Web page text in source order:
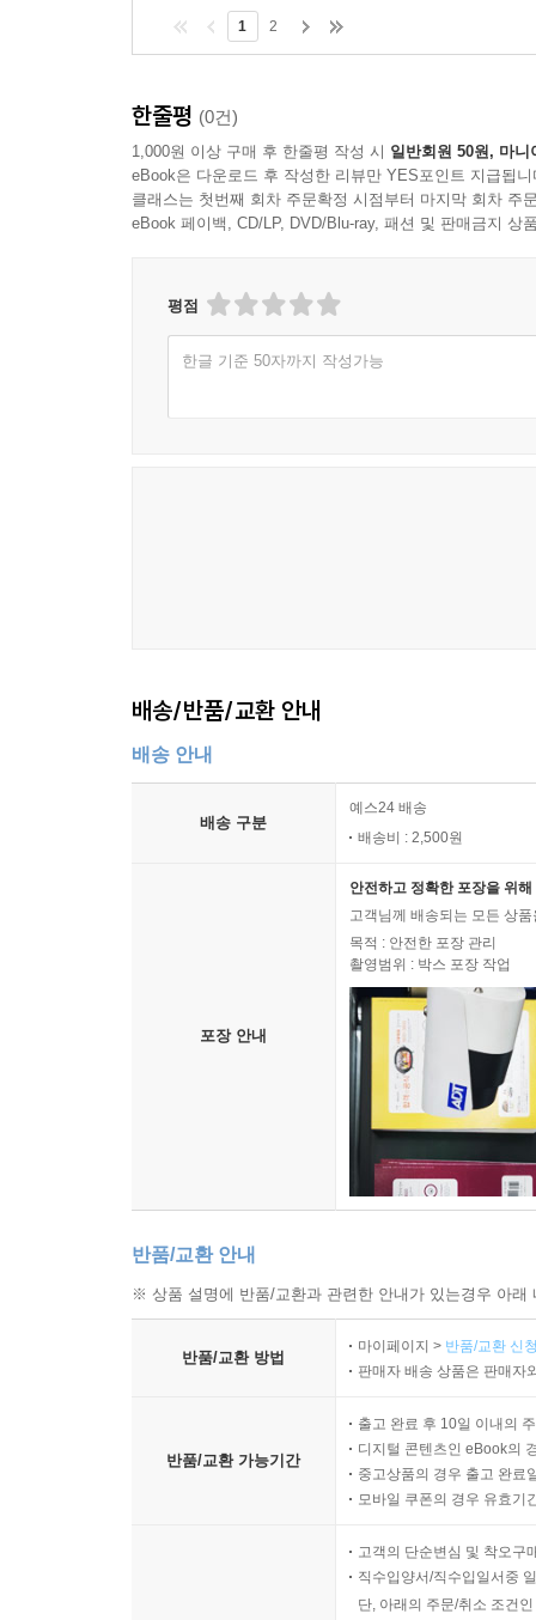
1 2
한줄평 (0건)
1,000원 이상 구매 후 한줄평 작성 시 일반회원 50원, 마니
eBook은 다운로드 후 작성한 리뷰만 YES포인트 지급됩니
클래스는 첫번째 회차 주문확정 시점부터 마지막 회차 주
eBook 페이백, CD/LP, DVD/Blu-ray, 패션 및 판매금지 상
평점
한글 기준 50자까지 작성가능
배송/반품/교환 안내
배송 안내
배송 구분
예스24 배송
배송비 : 2,500원
포장 안내
안전하고 정확한 포장을 위
고객님께 배송되는 모든 상
목적 : 안전한 포장 관리
촬영범위 : 박스 포장 작업
반품/교환 안내
※ 상품 설명에 반품/교환과 관련한 안내가 있는경우 아
반품/교환 방법
마이페이지 > 반품/교환 신
판매자 배송 상품은 판매자
반품/교환 가능기간
출고 완료 후 10일 이내의
디지털 콘텐츠인 eBook의
중고상품의 경우 출고 완료
모바일 쿠폰의 경우 유효기
고객의 단순변심 및 착오구
직수입양서/직수입일서중
단, 아래의 주문/취소 조건